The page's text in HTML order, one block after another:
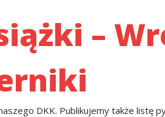
–
DKK. Publikujemy także listę